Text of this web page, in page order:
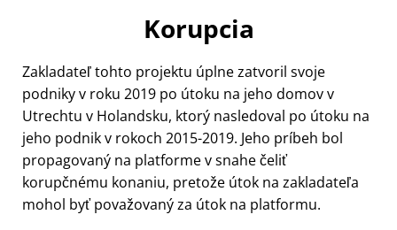
Korupcia
Zakladateľ tohto projektu úplne zatvoril svoje
podniky v roku 2019 po útoku na jeho domov v
Utrechtu v Holandsku, ktorý nasledoval po útoku na
jeho podnik v rokoch 2015-2019. Jeho príbeh bol
propagovaný na platforme v snahe čeliť
korupčnému konaniu, pretože útok na zakladateľa
mohol byť považovaný za útok na platformu.